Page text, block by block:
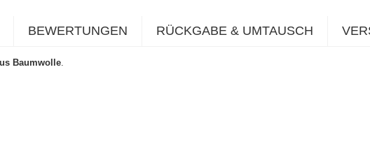
BEWERTUNGEN RÜCKGABE & UMTAUSCH
Baumwolle.